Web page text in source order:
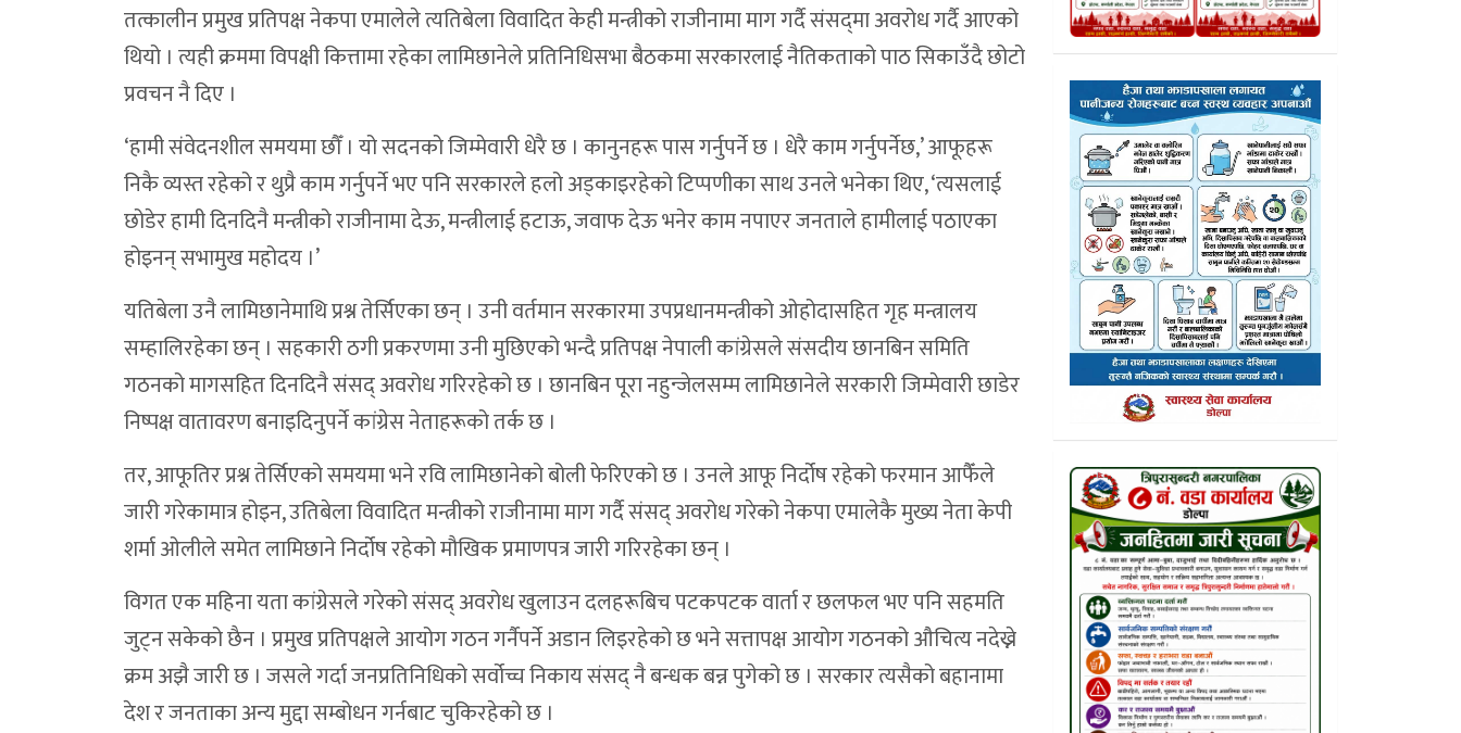
तत्कालीन प्रमुख प्रतिपक्ष नेकपा एमालेले त्यतिबेला विवादित केही मन्त्रीको राजीनामा माग गर्दै संसद‍्मा अवरोध गर्दै आएको
थियो । त्यही क्रममा विपक्षी कित्तामा रहेका लामिछानेले प्रतिनिधिसभा बैठकमा सरकारलाई नैतिकताको पाठ सिकाउँदै छोटो
प्रवचन नै दिए ।
‘हामी संवेदनशील समयमा छौँ । यो सदनको जिम्मेवारी धेरै छ । कानुनहरू पास गर्नुपर्ने छ । धेरै काम गर्नुपर्नेछ,’ आफूहरू
निकै व्यस्त रहेको र थुप्रै काम गर्नुपर्ने भए पनि सरकारले हलो अड्काइरहेको टिप्पणीका साथ उनले भनेका थिए, ‘त्यसलाई
छोडेर हामी दिनदिनै मन्त्रीको राजीनामा देऊ, मन्त्रीलाई हटाऊ, जवाफ देऊ भनेर काम नपाएर जनताले हामीलाई पठाएका
होइनन् सभामुख महोदय ।’
यतिबेला उनै लामिछानेमाथि प्रश्न तेर्सिएका छन् । उनी वर्तमान सरकारमा उपप्रधानमन्त्रीको ओहोदासहित गृह मन्त्रालय
सम्हालिरहेका छन् । सहकारी ठगी प्रकरणमा उनी मुछिएको भन्दै प्रतिपक्ष नेपाली कांग्रेसले संसदीय छानबिन समिति
गठनको मागसहित दिनदिनै संसद् अवरोध गरिरहेको छ । छानबिन पूरा नहुन्जेलसम्म लामिछानेले सरकारी जिम्मेवारी छाडेर
निष्पक्ष वातावरण बनाइदिनुपर्ने कांग्रेस नेताहरूको तर्क छ ।
तर, आफूतिर प्रश्न तेर्सिएको समयमा भने रवि लामिछानेको बोली फेरिएको छ । उनले आफू निर्दोष रहेको फरमान आफैँले
जारी गरेकामात्र होइन, उतिबेला विवादित मन्त्रीको राजीनामा माग गर्दै संसद् अवरोध गरेको नेकपा एमालेकै मुख्य नेता केपी
शर्मा ओलीले समेत लामिछाने निर्दोष रहेको मौखिक प्रमाणपत्र जारी गरिरहेका छन् ।
विगत एक महिना यता कांग्रेसले गरेको संसद् अवरोध खुलाउन दलहरूबिच पटकपटक वार्ता र छलफल भए पनि सहमति
जुट्न सकेको छैन । प्रमुख प्रतिपक्षले आयोग गठन गर्नैपर्ने अडान लिइरहेको छ भने सत्तापक्ष आयोग गठनको औचित्य नदेख्ने
क्रम अझै जारी छ । जसले गर्दा जनप्रतिनिधिको सर्वोच्च निकाय संसद् नै बन्धक बन्न पुगेको छ । सरकार त्यसैको बहानामा
देश र जनताका अन्य मुद्दा सम्बोधन गर्नबाट चुकिरहेको छ ।